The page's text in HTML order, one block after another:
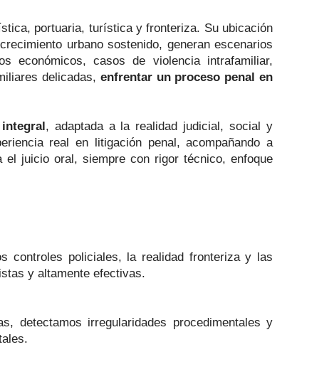
portuaria, turística y fronteriza. Su ubicación
urbano sostenido, generan escenarios
económicos, casos de violencia intrafamiliar,
delicadas, enfrentar un proceso penal en
, adaptada a la realidad judicial, social y
real en litigación penal, acompañando a
juicio oral, siempre con rigor técnico, enfoque
controles policiales, la realidad fronteriza y las
y altamente efectivas.
detectamos irregularidades procedimentales y